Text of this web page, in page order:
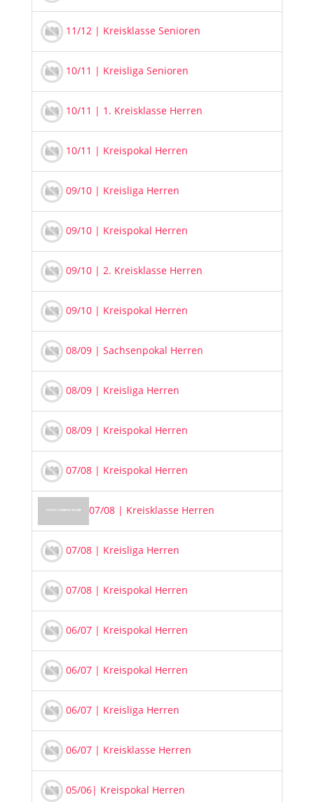
11/12 | Kreisklasse Senioren
10/11 | Kreisliga Senioren
10/11 | 1. Kreisklasse Herren
10/11 | Kreispokal Herren
09/10 | Kreisliga Herren
09/10 | Kreispokal Herren
09/10 | 2. Kreisklasse Herren
09/10 | Kreispokal Herren
08/09 | Sachsenpokal Herren
08/09 | Kreisliga Herren
08/09 | Kreispokal Herren
07/08 | Kreispokal Herren
07/08 | Kreisklasse Herren
07/08 | Kreisliga Herren
07/08 | Kreispokal Herren
06/07 | Kreispokal Herren
06/07 | Kreispokal Herren
06/07 | Kreisliga Herren
06/07 | Kreisklasse Herren
05/06| Kreispokal Herren